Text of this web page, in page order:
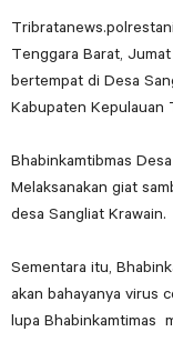
Tenggara Barat,
bertempat di Desa
Kabupaten Kepulauan
Bhabinkamtibmas
Melaksanakan giat
desa Sangliat Krawain.
Sementara itu,
akan bahayanya virus
lupa Bhabinkamtimas